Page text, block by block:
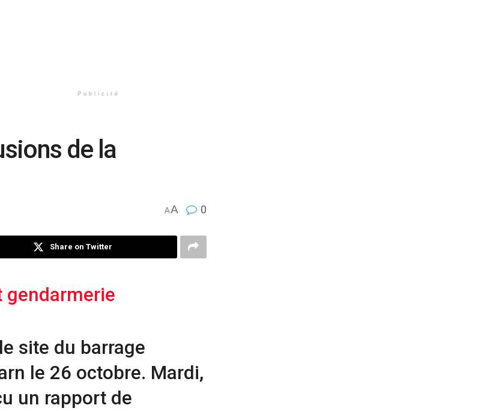
Publicité
de la
AA 0
Share on Twitter
site du barrage
le 26 octobre. Mardi,
un rapport de